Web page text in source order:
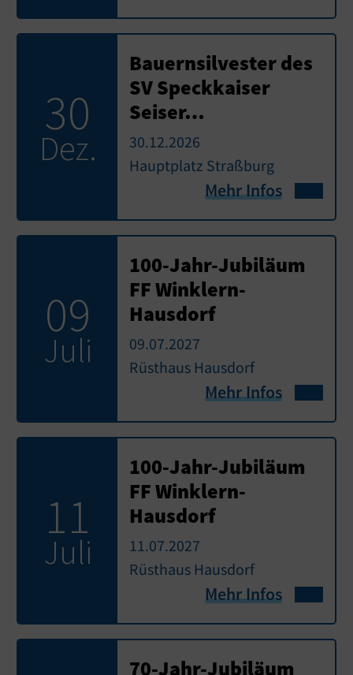
30
Dez.
Bauernsilvester des
SV Speckkaiser
Seiser…
30.12.2026
Hauptplatz Straßburg
Mehr Infos
09
Juli
100-Jahr-Jubiläum
FF Winklern-
Hausdorf
09.07.2027
Rüsthaus Hausdorf
Mehr Infos
11
Juli
100-Jahr-Jubiläum
FF Winklern-
Hausdorf
11.07.2027
Rüsthaus Hausdorf
Mehr Infos
70-Jahr-Jubiläum